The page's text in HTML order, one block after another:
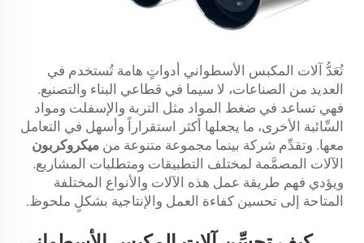
تُعَدُّ آلات المكبس الأسطواني أدواتٍ هامة تُستخدم في
العديد من الصناعات، لا سيما في قطاعي البناء والتصنيع.
فهي تساعد في ضغط المواد مثل التربة والإسفلت ومواد
السِّائبة الأخرى، ما يجعلها أكثر استقراراً وأسهل في التعامل
معها. وتقدِّم شركة بينما مجموعة متنوعة من ميكروكربون
الآلات المصمَّمة لمختلف التطبيقات ومتطلبات المشاريع.
ويؤدي فهم طريقة عمل هذه الآلات والأنواع المختلفة
المتاحة إلى تحسين كفاءة العمل والإنتاجية بشكلٍ ملحوظ.